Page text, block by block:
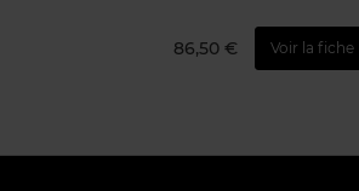
86,50 € Voir la fiche